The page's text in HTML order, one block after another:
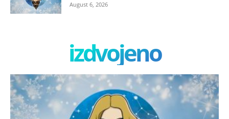
August 6, 2026
izdvojeno